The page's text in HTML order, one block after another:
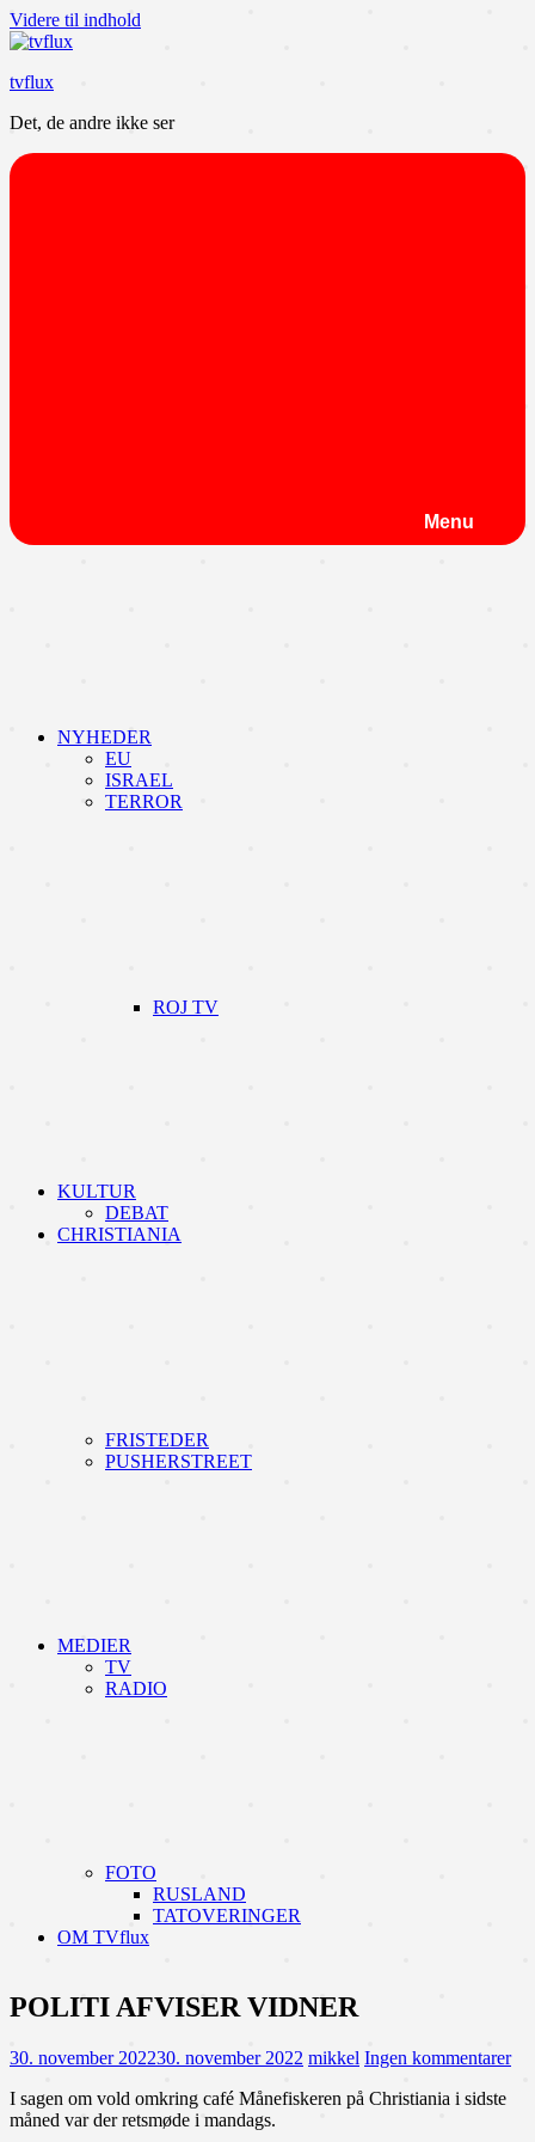
Videre til indhold
tvflux
Det, de andre ikke ser
Menu
NYHEDER
EU
ISRAEL
TERROR
ROJ TV
KULTUR
DEBAT
CHRISTIANIA
FRISTEDER
PUSHERSTREET
MEDIER
TV
RADIO
FOTO
RUSLAND
TATOVERINGER
OM TVflux
POLITI AFVISER VIDNER
30. november 202230. november 2022 mikkel Ingen kommentarer
I sagen om vold omkring café Månefiskeren på Christiania i sidste
måned var der retsmøde i mandags.